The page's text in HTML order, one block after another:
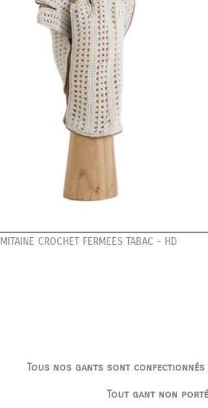
MITAINE CROCHET FERMEES TABAC - HD
Tous nos gants sont
Tout gant non